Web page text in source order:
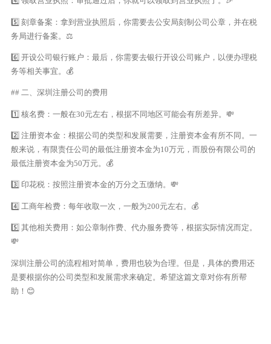
5️⃣ 刻章备案：拿到营业执照后，你需要去公安局刻制公司公章，并在税
务局进行备案。⚖️
6️⃣ 开设公司银行账户：最后，你需要去银行开设公司账户，以便办理税
务等相关事宜。💰
## 二、深圳注册公司的费用
1️⃣ 核名费：一般在30元左右，根据不同地区可能会有所差异。💸
2️⃣ 注册资本金：根据公司的类型和发展需要，注册资本金有所不同。一
般来说，有限责任公司的最低注册资本金为10万元，而股份有限公司的
最低注册资本金为50万元。💰
3️⃣ 印花税：按照注册资本金的万分之五缴纳。💸
4️⃣ 工商年检费：每年收取一次，一般为200元左右。💰
5️⃣ 其他相关费用：如公章制作费、代办服务费等，根据实际情况而定。
💸
深圳注册公司的流程相对简单，费用也较为合理。但是，具体的费用还
是要根据你的公司类型和发展需求来确定。希望这篇文章对你有所帮
助！😊